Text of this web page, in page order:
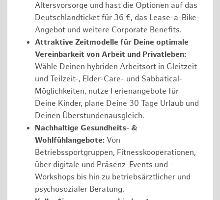
Altersvorsorge und hast die Optionen auf das
Deutschlandticket für 36 €, das Lease-a-Bike-
Angebot und weitere Corporate Benefits.
Attraktive Zeitmodelle für Deine optimale
Vereinbarkeit von Arbeit und Privatleben:
Wähle Deinen hybriden Arbeitsort in Gleitzeit
und Teilzeit-, Elder-Care- und Sabbatical-
Möglichkeiten, nutze Ferienangebote für
Deine Kinder, plane Deine 30 Tage Urlaub und
Deinen Überstundenausgleich.
Nachhaltige Gesundheits- &
Wohlfühlangebote: Von
Betriebssportgruppen, Fitnesskooperationen,
über digitale und Präsenz-Events und -
Workshops bis hin zu betriebsärztlicher und
psychosozialer Beratung.